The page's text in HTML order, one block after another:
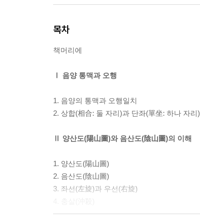
목차
책머리에
Ⅰ 음양 통맥과 오행
1. 음양의 통맥과 오행일치
2. 상합(相合: 둘 자리)과 단좌(單坐: 하나 자리)
Ⅱ 양산도(陽山圖)와 음산도(陰山圖)의 이해
1. 양산도(陽山圖)
2. 음산도(陰山圖)
3. 좌선(左旋)과 우선(右旋)